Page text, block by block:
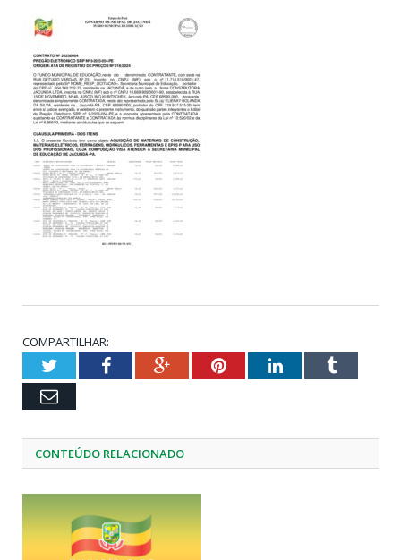
COMPARTILHAR:
TwitterFacebookGoogle+PinterestLinkedInTumblr
Email
CONTEÚDO RELACIONADO